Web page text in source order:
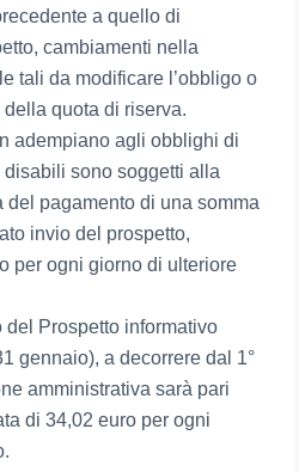
a quello di
cambiamenti nella
tali da modificare l’obbligo o
quota di riserva.
adempiano agli obblighi di
sono soggetti alla
pagamento di una somma
invio del prospetto,
per ogni giorno di ulteriore
del Prospetto informativo
gennaio), a decorrere dal 1°
amministrativa sarà pari
di 34,02 euro per ogni